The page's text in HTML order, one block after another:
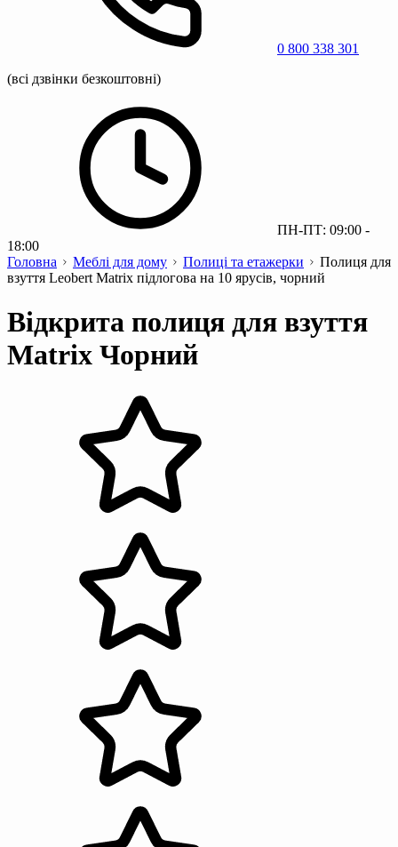
0 800 338 301
(всі дзвінки безкоштовні)
ПН-ПТ: 09:00 -
18:00
Головна
Меблі для дому Полиці та етажерки
Полиця для
взуття Leobert Matrix підлогова на 10 ярусів, чорний
Відкрита полиця для взуття
Matrix Чорний